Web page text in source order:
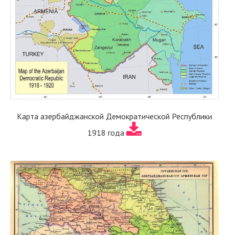
Карта азербайджанской Демократической Республики
1918 года